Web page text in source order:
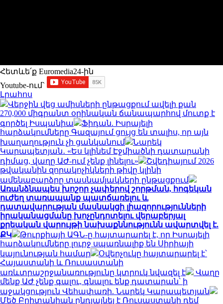
Հետևե՛ք Euromedia24-ին
Youtube-ում`
Լրահոս
Վերջին վեց ամիսների ընթացքում ավելի քան
270,000 միգրանտ օրինական ճանապարհով մուտք է
գործել Իսպանիա
Ֆիդան. Իսրայելի
հարձակումները Գազայում ցույց են տալիս, որ այն
խաղաղություն չի ցանկանում
Նարեկ
Կարապետյան․ «Ես կլինեմ Էջմիածնի դատարանի
դիմաց, վաղը ԱԺ-ում չենք լինելու»
Շվեդիայում 2026
թվականին զորակոչիկների թիվը կլինի
ամենաբարձրը տասնամյակների ընթացքում
Առանձնապես խոշոր չափերով շորթման, հոգեկան
ուժեղ տառապանք պատճառելու և
դատավարության մասնակցի լիազորությունների
իրականացմանը խոչընդոտելու վերաբերյալ
քրեական վարույթի նախաքննությունն ավարտվել է.
ՔԿ
Թուրքիայի ԱԳՆ-ը հայտարարել է, որ Իսրայելի
հարձակումները լուրջ սպառնալիք են Սիրիայի
կայունության համար
Օվերչուկը հայտարարել է՝
Հայաստանի և Ռուսաստանի
առևտրաշրջանառությունը կտրուկ նվազել է
Վաղը
մենք ԱԺ չենք գալու, գնալու ենք դատարան՝ ի
աջակցություն Վեհափառի. Նարեկ Կարապետյան
Մեծ Բրիտանիան ընդլայնել է Ռուսաստանի դեմ